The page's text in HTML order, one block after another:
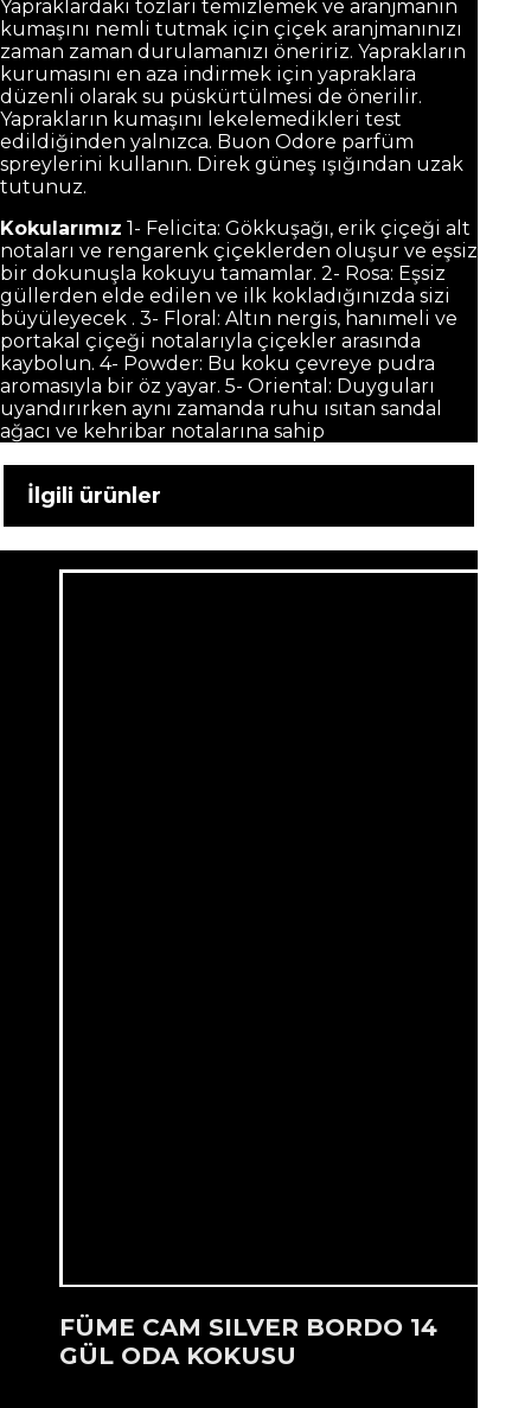
Yapraklardaki tozları temizlemek ve aranjmanın
kumaşını nemli tutmak için çiçek aranjmanınızı
zaman zaman durulamanızı öneririz. Yaprakların
kurumasını en aza indirmek için yapraklara
düzenli olarak su püskürtülmesi de önerilir.
Yaprakların kumaşını lekelemedikleri test
edildiğinden yalnızca. Buon Odore parfüm
spreylerini kullanın. Direk güneş ışığından uzak
tutunuz.
Kokularımız 1- Felicita: Gökkuşağı, erik çiçeği alt
notaları ve rengarenk çiçeklerden oluşur ve eşsiz
bir dokunuşla kokuyu tamamlar. 2- Rosa: Eşsiz
güllerden elde edilen ve ilk kokladığınızda sizi
büyüleyecek . 3- Floral: Altın nergis, hanımeli ve
portakal çiçeği notalarıyla çiçekler arasında
kaybolun. 4- Powder: Bu koku çevreye pudra
aromasıyla bir öz yayar. 5- Oriental: Duyguları
uyandırırken aynı zamanda ruhu ısıtan sandal
ağacı ve kehribar notalarına sahip
İlgili ürünler
FÜME CAM SILVER BORDO 14
GÜL ODA KOKUSU